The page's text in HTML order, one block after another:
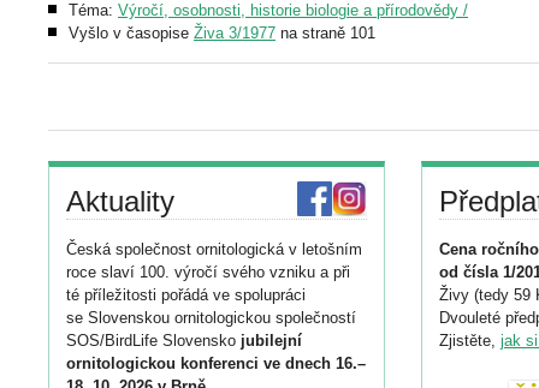
Téma: Výročí, osobnosti, historie biologie a přírodovědy /
Vyšlo v časopise Živa 3/1977 na straně 101
Aktuality
Česká společnost ornitologická v letošním
roce slaví 100. výročí svého vzniku a při
té příležitosti pořádá ve spolupráci
se Slovenskou ornitologickou společností
SOS/BirdLife Slovensko jubilejní
ornitologickou konferenci ve dnech 16.–
Cena
od čísla 1/
Živy (tedy 59
Dvouleté
Zjistěte, jak